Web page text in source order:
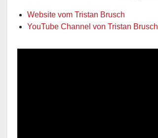
Website vom Tristan Brusch
YouTube Channel von Tristan Brusch